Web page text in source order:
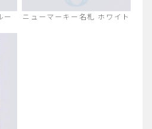
ー ニューマーキー名札 ホワイト